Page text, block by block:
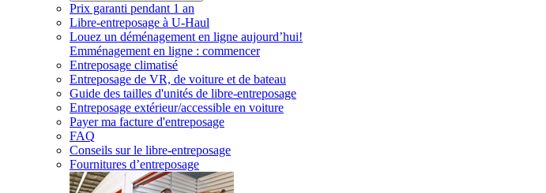
Prix garanti pendant 1 an
Libre-entreposage à U-Haul
Louez un déménagement en ligne aujourd’hui!
Emménagement en ligne : commencer
Entreposage climatisé
Entreposage de VR, de voiture et de bateau
Guide des tailles d'unités de libre-entreposage
Entreposage extérieur/accessible en voiture
Payer ma facture d'entreposage
FAQ
Conseils sur le libre-entreposage
Fournitures d’entreposage